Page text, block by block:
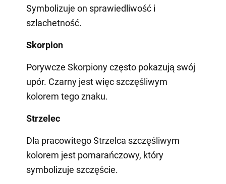
Symbolizuje on sprawiedliwość i
szlachetność.
Skorpion
Porywcze Skorpiony często pokazują swój
upór. Czarny jest więc szczęśliwym
kolorem tego znaku.
Strzelec
Dla pracowitego Strzelca szczęśliwym
kolorem jest pomarańczowy, który
symbolizuje szczęście.